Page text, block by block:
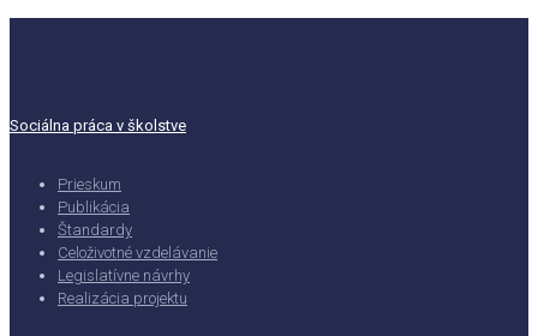
Sociálna práca v školstve
Prieskum
Publikácia
Štandardy
Celoživotné vzdelávanie
Legislatívne návrhy
Realizácia projektu